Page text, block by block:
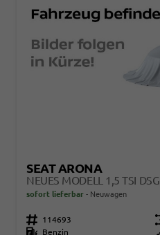
SEAT ARONA
NEUES MODELL 1,5 TSI
sofort lieferbar Neuwagen
Fahrzeugnr. 114693
Kraftstoff
Benzin